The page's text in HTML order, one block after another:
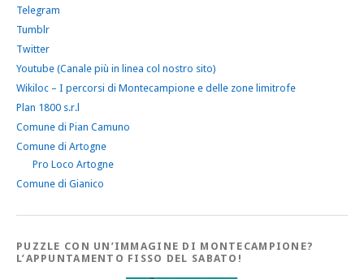
Telegram
Tumblr
Twitter
Youtube (Canale più in linea col nostro sito)
Wikiloc – I percorsi di Montecampione e delle zone limitrofe
Plan 1800 s.r.l
Comune di Pian Camuno
Comune di Artogne
Pro Loco Artogne
Comune di Gianico
PUZZLE CON UN’IMMAGINE DI MONTECAMPIONE?
L’APPUNTAMENTO FISSO DEL SABATO!